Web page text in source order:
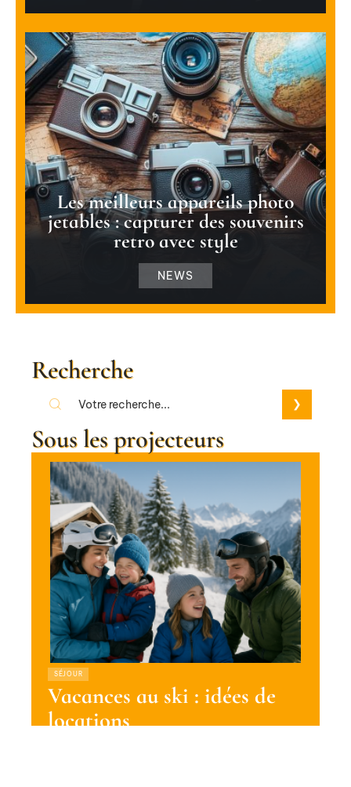
Les meilleurs appareils photo
jetables : capturer des souvenirs
retro avec style
NEWS
Recherche
Sous les projecteurs
SÉJOUR
Vacances au ski : idées de
locations